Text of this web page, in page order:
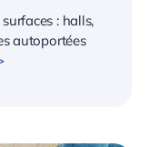
: halls,
autoportées